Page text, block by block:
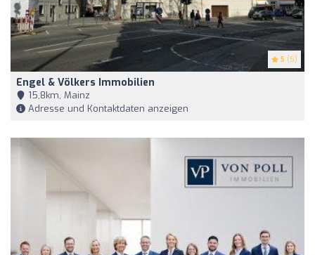
5 (5)
Engel & Völkers Immobilien
15,8km, Mainz
Adresse und Kontaktdaten anzeigen